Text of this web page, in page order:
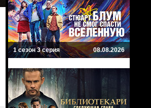
1 сезон 3 серия 08.08.2026